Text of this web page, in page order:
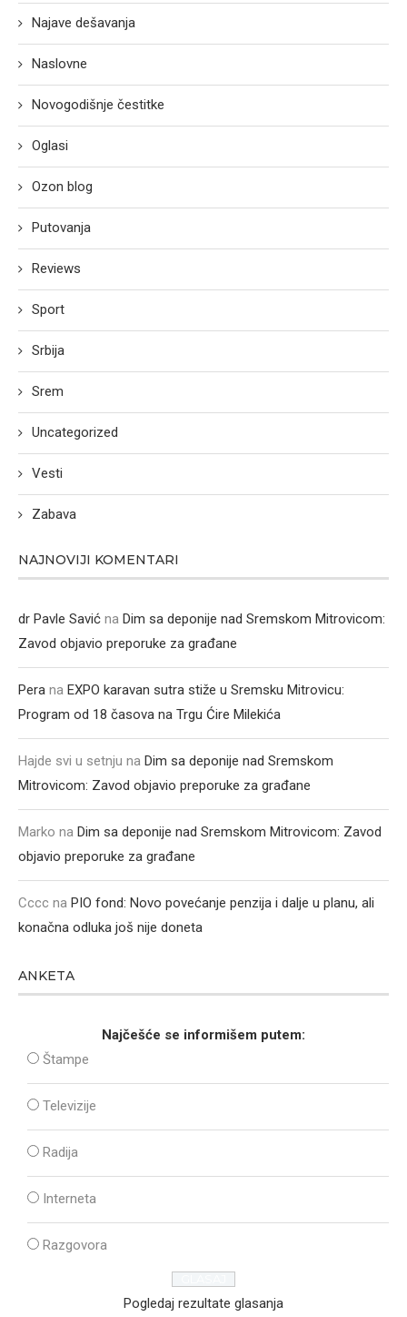
Najave dešavanja
Naslovne
Novogodišnje čestitke
Oglasi
Ozon blog
Putovanja
Reviews
Sport
Srbija
Srem
Uncategorized
Vesti
Zabava
NAJNOVIJI KOMENTARI
dr Pavle Savić na Dim sa deponije nad Sremskom Mitrovicom:
Zavod objavio preporuke za građane
Pera na EXPO karavan sutra stiže u Sremsku Mitrovicu:
Program od 18 časova na Trgu Ćire Milekića
Hajde svi u setnju na Dim sa deponije nad Sremskom
Mitrovicom: Zavod objavio preporuke za građane
Marko na Dim sa deponije nad Sremskom Mitrovicom: Zavod
objavio preporuke za građane
Cccc na PIO fond: Novo povećanje penzija i dalje u planu, ali
konačna odluka još nije doneta
ANKETA
Najčešće se informišem putem:
Štampe
Televizije
Radija
Interneta
Razgovora
Pogledaj rezultate glasanja